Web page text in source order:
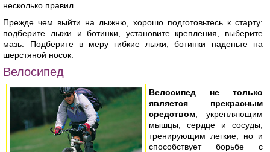
несколько правил.
Прежде чем выйти на лыжню, хорошо подготовьтесь к старту:
подберите лыжи и ботинки, установите крепления, выберите
мазь. Подберите в меру гибкие лыжи, ботинки наденьте на
шерстяной носок.
Велосипед
Велосипед не только
является прекрасным
средством , укрепляющим
мышцы, сердце и сосуды,
тренирующим легкие, но и
способствует борьбе с